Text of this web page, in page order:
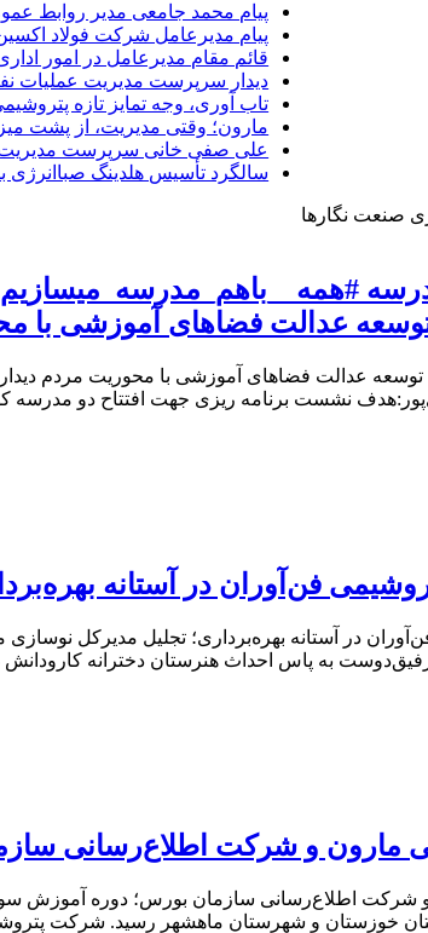
پیام محمد جامعی مدیر روابط
پیام مدیرعامل شرکت فولاد
قائم مقام مدیرعامل در امور
دیدار سرپرست مدیریت عملیات
تاب آوری، وجه تمایز تازه
مارون؛ وقتی مدیریت، از پشت
علی صفی خانی سرپرست مدیریت
سالگرد تأسیس هلدینگ صباانرژی
صنعت نگارها
عدالت فضاهای آموزشی با
عدالت فضاهای آموزشی با محوریت مردم
ریزی جهت افتتاح دو مدرسه کودکان استثنایی و کلنگ زنی ۵ مدرسه در شهرستان
فن‌آوران در آستانه
در آستانه بهره‌برداری؛ تجلیل مدیرکل
رفیق‌دوست به پاس احداث هنرستان دخترانه
مارون و شرکت اطلاع‌رسانی
و شرکت اطلاع‌رسانی سازمان بورس؛ دوره آموزش
خوزستان و شهرستان ماهشهر رسید. شرکت